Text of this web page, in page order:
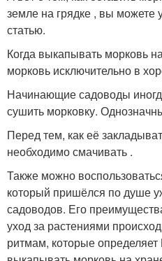
земле на грядке , вы можете
статью.
Когда выкапывать морковь
морковь исключительно в
Начинающие садоводы
сушить морковку.
Перед тем, как её
необходимо смачивать .
Также можно
который пришёлся по душе
садоводов. Его
уход за растениями
ритмам, которые